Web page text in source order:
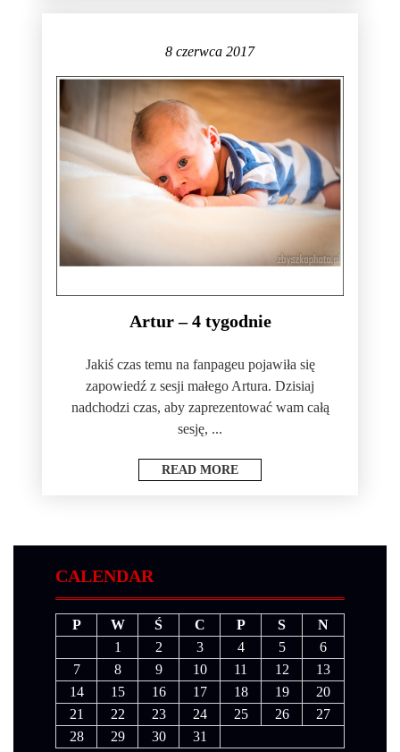
8 czerwca 2017
Artur – 4 tygodnie
Jakiś czas temu na fanpageu pojawiła się
zapowiedź z sesji małego Artura. Dzisiaj
nadchodzi czas, aby zaprezentować wam całą
sesję, ...
READ MORE
CALENDAR
P W Ś C P S
N
1
2 3 4 5
6
7
8 9 10 11 12
13
14
15 16 17 18 19
20
21
22 23 24 25 26
27
28
29 30 31